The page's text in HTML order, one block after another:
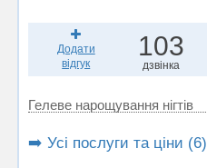
Додати
відгук
103
дзвінка
Гелеве нарощування нігтів
➡️ Усі послуги та ціни (6)